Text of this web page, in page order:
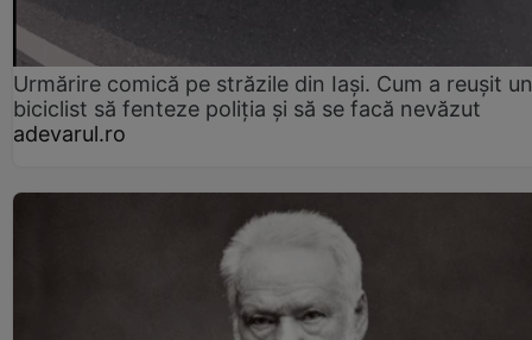
Urmărire comică pe străzile din Iași. Cum a reușit un
biciclist să fenteze poliția și să se facă nevăzut
adevarul.ro